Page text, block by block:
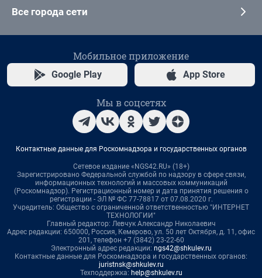
Все города сети
Мобильное приложение
Google Play App Store
Мы в соцсетях
Контактные данные для Роскомнадзора и государственных органов
Сетевое издание «NGS42.RU» (18+)
Зарегистрировано Федеральной службой по надзору в сфере связи,
информационных технологий и массовых коммуникаций
(Роскомнадзор). Регистрационный номер и дата принятия решения о
регистрации - ЭЛ № ФС 77-78817 от 07.08.2020 г.
Учредитель: Общество с ограниченной ответственностью "ИНТЕРНЕТ
ТЕХНОЛОГИИ"
Главный редактор: Левчук Александр Николаевич
Адрес редакции: 650000, Россия, Кемерово, ул. 50 лет Октября, д. 11, офис
201, телефон +7 (3842) 23-22-60
Электронный адрес редакции: ngs42@shkulev.ru
Контактные данные для Роскомнадзора и государственных органов:
juristnsk@shkulev.ru
Техподдержка: help@shkulev.ru